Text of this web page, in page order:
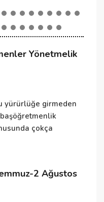
Yönetmelik
yürürlüğe girmeden
çokça
2 Ağustos